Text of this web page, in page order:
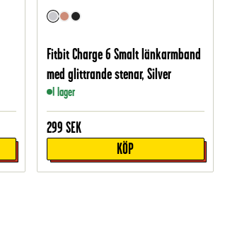
Fitbit Charge 6 Smalt länkarmband
med glittrande stenar, Silver
I lager
299 SEK
KÖP